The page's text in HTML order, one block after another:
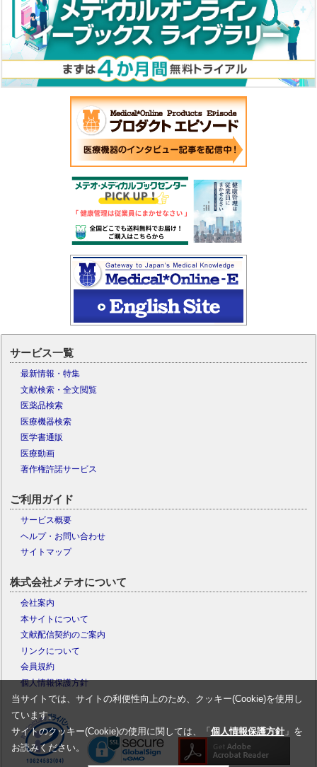
サービス一覧
最新情報・特集
文献検索・全文閲覧
医薬品検索
医療機器検索
医学書通販
医療動画
著作権許諾サービス
ご利用ガイド
サービス概要
ヘルプ・お問い合わせ
サイトマップ
株式会社メテオについて
会社案内
本サイトについて
文献配信契約のご案内
リンクについて
会員規約
個人情報保護方針
当サイトでは、サイトの利便性向上のため、クッキー(Cookie)を使用し
ています。
サイトのクッキー(Cookie)の使用に関しては、「 個人情報保護方針」を
お読みください。